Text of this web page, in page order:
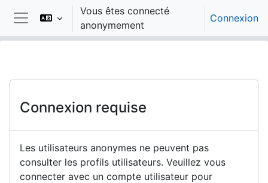
Passer au contenu principal
Panneau latéral
Vous êtes connecté
anonymement
Connexion
Connexion requise
Les utilisateurs anonymes ne peuvent pas
consulter les profils utilisateurs. Veuillez vous
connecter avec un compte utilisateur pour